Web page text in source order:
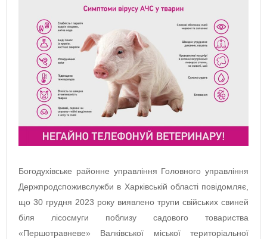
Богодухівське районне управління Головного управління
Держпродспоживслужби в Харківській області повідомляє,
що 30 грудня 2023 року виявлено трупи свійських свиней
біля лісосмуги поблизу садового товариства
«Першотравневе» Валківської міської територіальної